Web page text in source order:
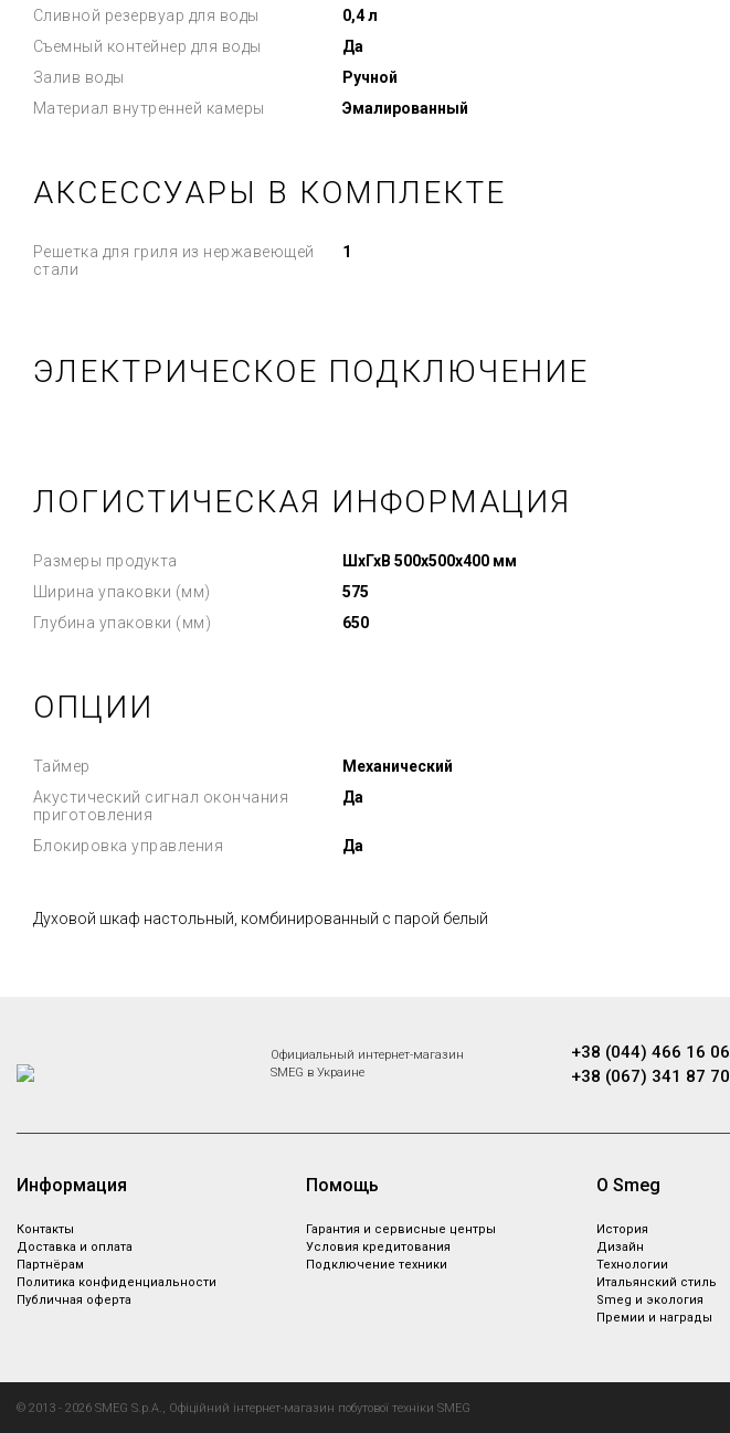
Сливной резервуар для воды
0,4 л
Съемный контейнер для воды
Да
Залив воды
Ручной
Материал внутренней камеры
Эмалированный
АКСЕССУАРЫ В КОМПЛЕКТЕ
Решетка для гриля из нержавеющей
стали
1
ЭЛЕКТРИЧЕСКОЕ ПОДКЛЮЧЕНИЕ
ЛОГИСТИЧЕСКАЯ ИНФОРМАЦИЯ
Размеры продукта
ШхГхВ 500x500x400 мм
Ширина упаковки (мм)
575
Глубина упаковки (мм)
650
ОПЦИИ
Таймер
Механический
Акустический сигнал окончания
приготовления
Да
Блокировка управления Да
Духовой шкаф настольный, комбинированный с парой белый
Официальный интернет-магазин
SMEG в Украине
+38 (044) 466 16 06
+38 (067) 341 87 70
Информация
Контакты
Доставка и оплата
Партнёрам
Политика конфиденциальности
Публичная оферта
Помощь
Гарантия и сервисные центры
Условия кредитования
Подключение техники
О Smeg
История
Дизайн
Технологии
Итальянский стиль
Smeg и экология
Премии и награды
© 2013 - 2026 SMEG S.p.A., Офіційний інтернет-магазин побутової техніки SMEG